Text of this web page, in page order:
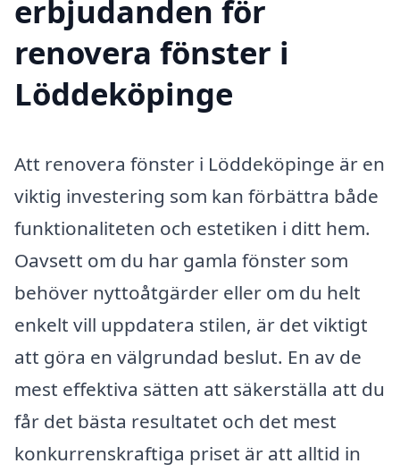
erbjudanden för
renovera fönster i
Löddeköpinge
Att renovera fönster i Löddeköpinge är en
viktig investering som kan förbättra både
funktionaliteten och estetiken i ditt hem.
Oavsett om du har gamla fönster som
behöver nyttoåtgärder eller om du helt
enkelt vill uppdatera stilen, är det viktigt
att göra en välgrundad beslut. En av de
mest effektiva sätten att säkerställa att du
får det bästa resultatet och det mest
konkurrenskraftiga priset är att alltid in